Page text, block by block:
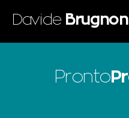
Davide
Pronto